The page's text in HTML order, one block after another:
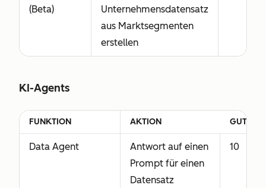
(Beta)
Unternehmensdatensatz
aus Marktsegmenten
erstellen
KI-Agents
FUNKTION AKTION
Data Agent
Antwort auf einen
Prompt für einen
Datensatz
10